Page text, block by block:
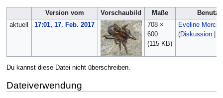
Version vom Vorschaubild Maße
aktuell
17:01, 17. Feb. 2017
708 ×
600
(115 KB)
Eveline
(Diskussion|
Du kannst diese Datei nicht überschreiben.
Dateiverwendung